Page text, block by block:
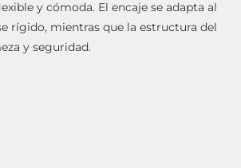
y cómoda. El encaje se adapta al
rígido, mientras que la estructura del
y seguridad.